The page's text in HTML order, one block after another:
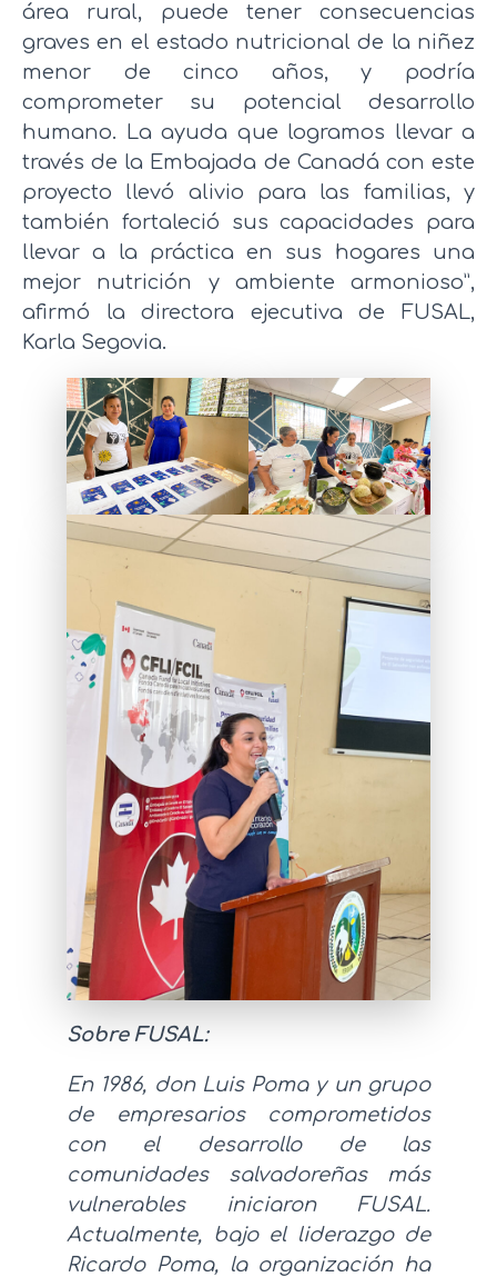
área rural, puede tener consecuencias
graves en el estado nutricional de la niñez
menor de cinco años, y podría
comprometer su potencial desarrollo
humano. La ayuda que logramos llevar a
través de la Embajada de Canadá con este
proyecto llevó alivio para las familias, y
también fortaleció sus capacidades para
llevar a la práctica en sus hogares una
mejor nutrición y ambiente armonioso”,
afirmó la directora ejecutiva de FUSAL,
Karla Segovia.
Sobre FUSAL:
En 1986, don Luis Poma y un grupo
de empresarios comprometidos
con el desarrollo de las
comunidades salvadoreñas más
vulnerables iniciaron FUSAL.
Actualmente, bajo el liderazgo de
Ricardo Poma, la organización ha